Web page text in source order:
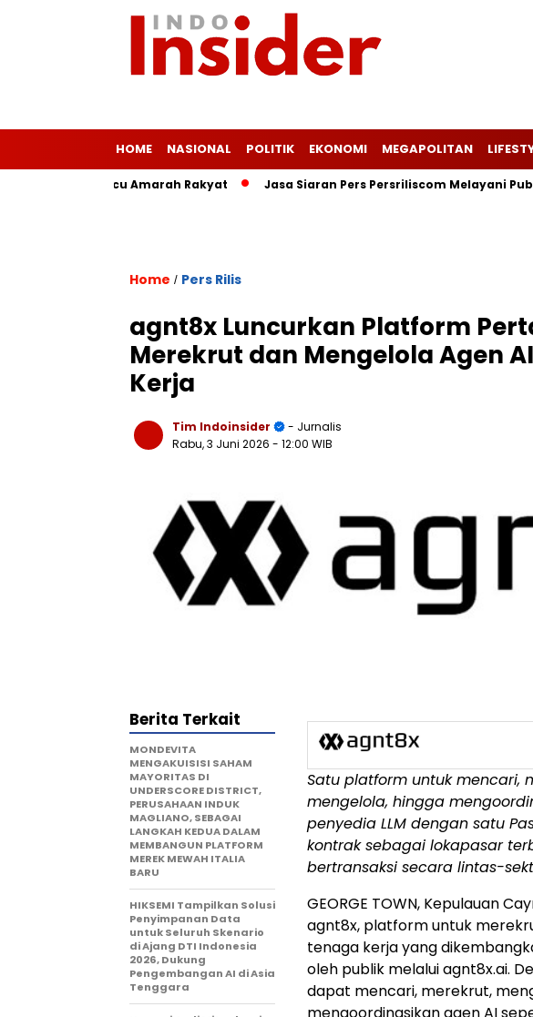
HOME NASIONAL POLITIK EKONOMI MEGAPOLITAN
Ringan Picu Amarah Rakyat Jasa Siaran Pers Persriliscom Melayani Publikasi
Home / Pers Rilis
agnt8x Luncurkan Platform
Merekrut dan Mengelola Agen
Kerja
Tim Indoinsider
- Jurnalis
Rabu, 3 Juni 2026 - 12:00 WIB
Satu platform untuk mencari,
mengelola, hingga
penyedia LLM dengan satu
kontrak sebagai lokapasar
bertransaksi secara lintas-
GEORGE TOWN, Kepulauan
agnt8x, platform untuk
tenaga kerja yang
oleh publik melalui agnt8x.ai.
dapat mencari, merekrut,
Berita Terkait
MONDEVITA
MENGAKUISISI SAHAM
MAYORITAS DI
UNDERSCORE DISTRICT,
PERUSAHAAN INDUK
MAGLIANO, SEBAGAI
LANGKAH KEDUA DALAM
MEMBANGUN PLATFORM
MEREK MEWAH ITALIA
BARU
HIKSEMI Tampilkan Solusi
Penyimpanan Data
untuk Seluruh Skenario
di Ajang DTI Indonesia
2026, Dukung
Pengembangan AI di Asia
Tenggara